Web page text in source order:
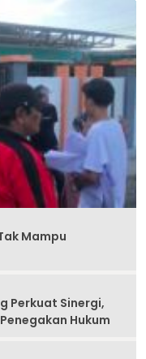
Mampu
Perkuat Sinergi,
Hukum